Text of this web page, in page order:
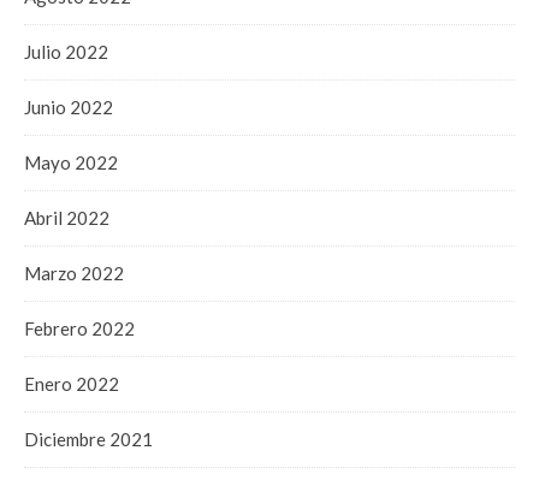
Julio 2022
Junio 2022
Mayo 2022
Abril 2022
Marzo 2022
Febrero 2022
Enero 2022
Diciembre 2021